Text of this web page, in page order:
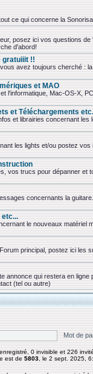
ce qui concerne la
posez ici vos questions
d'abord!
gratuiiit !!
avez toujours cherché :
et MAO
l'informatique, Mac-OS-X,
et Téléchargements
et librairies concernant les
les lights et/ou postez vos
vos trucs pour dépanner et
concernants la
etc...
le nouveaux matériel
principal, postez ici les
annonce qui restera en ligne
(tel ou autre)
Mot de
0 invisible et 226
est de 5803 , le 2 sept. 2025,